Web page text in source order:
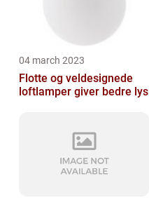
04 march 2023
Flotte og veldesignede
loftlamper giver bedre lys